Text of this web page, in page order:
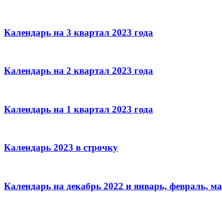
Календарь на 3 квартал 2023 года
Календарь на 2 квартал 2023 года
Календарь на 1 квартал 2023 года
Календарь 2023 в строчку
Календарь на декабрь 2022 и январь, февраль,